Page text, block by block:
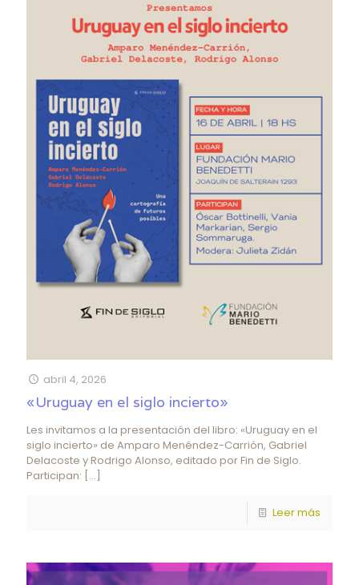
abril 4, 2026
«Uruguay en el siglo incierto»
Les invitamos a la presentación del libro: «Uruguay en el
siglo incierto» de Amparo Menéndez-Carrión, Gabriel
Delacoste y Rodrigo Alonso, editado por Fin de Siglo.
Participan: […]
Leer más